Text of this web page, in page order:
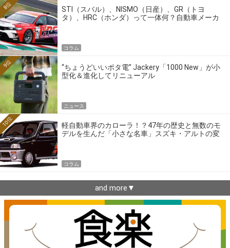
STI（スバル）、NISMO（日産）、GR（トヨ
タ）、HRC（ホンダ）って一体何？自動車メーカ
8位
コラム
“ちょうどいいポタ電” Jackery「1000 New」が小
型化＆進化してリニューアル
9位
ニュース
軽自動車界のカローラ！？47年の歴史と無数のモ
デルを生んだ「小さな名車」スズキ・アルトの変
10位
コラム
and more▼